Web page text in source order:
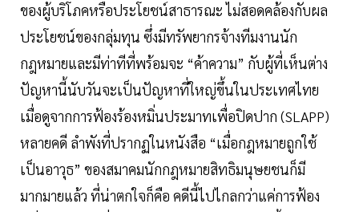
ของผู้บริโภคหรือประโยชน์สาธารณะ ไม่สอดคล้องกับผล
ประโยชน์ของกลุ่มทุน ซึ่งมีทรัพยากรจ้างทีมงานนัก
กฎหมายและมีท่าทีที่พร้อมจะ “ค้าความ” กับผู้ที่เห็นต่าง
ปัญหานี้นับวันจะเป็นปัญหาที่ใหญ่ขึ้นในประเทศไทย
เมื่อดูจากการฟ้องร้องหมิ่นประมาทเพื่อปิดปาก (SLAPP)
หลายคดี ลำพังที่ปรากฏในหนังสือ “เมื่อกฎหมายถูกใช้
เป็นอาวุธ” ของสมาคมนักกฎหมายสิทธิมนุษยชนก็มี
มากมายแล้ว ที่น่าตกใจก็คือ คดีนี้ไปไกลกว่าแค่การฟ้อง